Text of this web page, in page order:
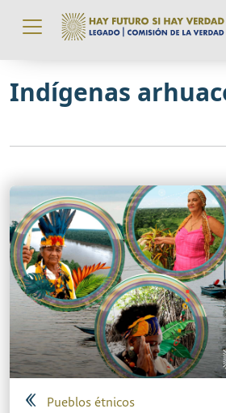
Pasar al contenido principal
Indígenas
Pueblos étnicos